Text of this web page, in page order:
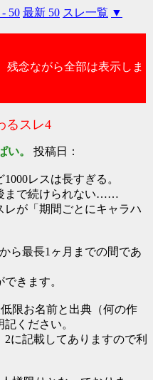
- 50 最新 50 スレ一覧 ▼
残念ながら全部は表示しま
るスレ4
い。 投稿日：
レスは長すぎる。
まで続けられない……
が「期間ごとにキャラハ
ら最長1ヶ月までの間であ
きます。
限お名前と出典（何の作
ください。
に記載してありますので利